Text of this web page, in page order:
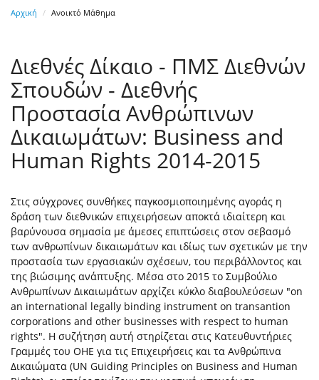
Αρχική Ανοικτό Μάθημα
Διεθνές Δίκαιο - ΠΜΣ Διεθνών
Σπουδών - Διεθνής
Προστασία Ανθρώπινων
Δικαιωμάτων: Business and
Human Rights 2014-2015
Στις σύγχρονες συνθήκες παγκοσμιοποιημένης αγοράς η
δράση των διεθνικών επιχειρήσεων αποκτά ιδιαίτερη και
βαρύνουσα σημασία με άμεσες επιπτώσεις στον σεβασμό
των ανθρωπίνων δικαιωμάτων και ιδίως των σχετικών με την
προστασία των εργασιακών σχέσεων, του περιβάλλοντος και
της βιώσιμης ανάπτυξης. Μέσα στο 2015 το Συμβούλιο
Ανθρωπίνων Δικαιωμάτων αρχίζει κύκλο διαβουλεύσεων "on
an international legally binding instrument on transantion
corporations and other businesses with respect to human
rights". Η συζήτηση αυτή στηρίζεται στις Κατευθυντήριες
Γραμμές του ΟΗΕ για τις Επιχειρήσεις και τα Ανθρώπινα
Δικαιώματα (UN Guiding Principles on Business and Human